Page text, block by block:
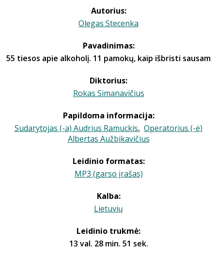
Autorius:
Olegas Stecenka
Pavadinimas:
55 tiesos apie alkoholį. 11 pamokų, kaip išbristi sausam
Diktorius:
Rokas Simanavičius
Papildoma informacija:
Sudarytojas (-a) Audrius Ramuckis, Operatorius (-ė)
Albertas Aužbikavičius
Leidinio formatas:
MP3 (garso įrašas)
Kalba:
Lietuvių
Leidinio trukmė:
13 val. 28 min. 51 sek.